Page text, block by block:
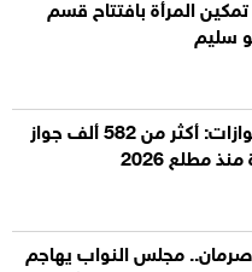
تمكين المرأة بافتتاح قسم
سليم
مصلحة الجوازات: أكثر من 582 ألف جواز
مطلع 2026
مجلس النواب يهاجم